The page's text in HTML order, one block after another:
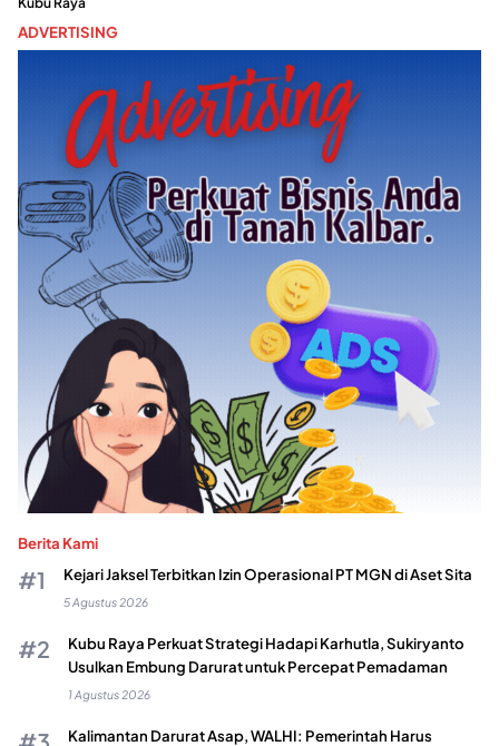
ADVERTISING
Berita Kami
Kejari Jaksel Terbitkan Izin Operasional PT MGN di Aset Sita
5 Agustus 2026
Kubu Raya Perkuat Strategi Hadapi Karhutla, Sukiryanto
Usulkan Embung Darurat untuk Percepat Pemadaman
1 Agustus 2026
Kalimantan Darurat Asap, WALHI: Pemerintah Harus